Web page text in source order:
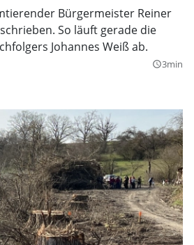
Bürgermeister Reiner
So läuft gerade die
Johannes Weiß ab.
query_builder3min